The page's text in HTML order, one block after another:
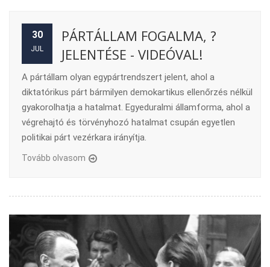
30
JUL
PÁRTÁLLAM FOGALMA, ?
JELENTÉSE - VIDEÓVAL!
A pártállam olyan egypártrendszert jelent, ahol a
diktatórikus párt bármilyen demokartikus ellenőrzés nélkül
gyakorolhatja a hatalmat. Egyeduralmi államforma, ahol a
végrehajtó és törvényhozó hatalmat csupán egyetlen
politikai párt vezérkara irányítja.
Tovább olvasom